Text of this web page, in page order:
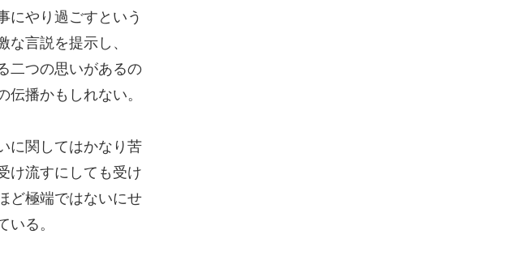
にやり過ごすという
言説を提示し、
二つの思いがあるの
播かもしれない。
に関してはかなり苦
け流すにしても受け
ど極端ではないにせ
る。